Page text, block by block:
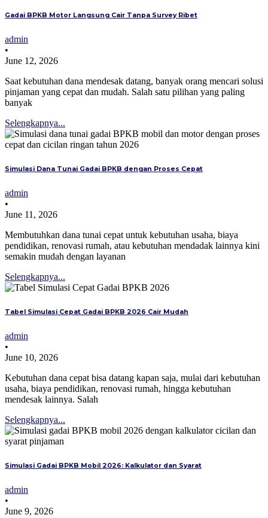
Gadai BPKB Motor Langsung Cair Tanpa Survey Ribet
admin
•
June 12, 2026
Saat kebutuhan dana mendesak datang, banyak orang mencari solusi
pinjaman yang cepat dan mudah. Salah satu pilihan yang paling
banyak
Selengkapnya...
Simulasi Dana Tunai Gadai BPKB dengan Proses Cepat
admin
•
June 11, 2026
Membutuhkan dana tunai cepat untuk kebutuhan usaha, biaya
pendidikan, renovasi rumah, atau kebutuhan mendadak lainnya kini
semakin mudah dengan layanan
Selengkapnya...
Tabel Simulasi Cepat Gadai BPKB 2026 Cair Mudah
admin
•
June 10, 2026
Kebutuhan dana cepat bisa datang kapan saja, mulai dari kebutuhan
usaha, biaya pendidikan, renovasi rumah, hingga kebutuhan
mendesak lainnya. Salah
Selengkapnya...
Simulasi Gadai BPKB Mobil 2026: Kalkulator dan Syarat
admin
•
June 9, 2026